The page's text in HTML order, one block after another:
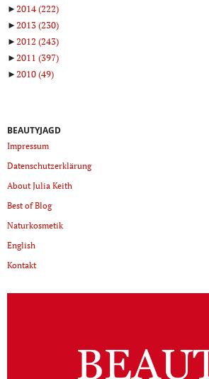
►2014(222)
►2013(230)
►2012 (243)
►2011 (397)
►2010(49)
BEAUTYJAGD
Impressum
Datenschutzerklärung
About Julia Keith
Best of Blog
Naturkosmetik
English
Kontakt